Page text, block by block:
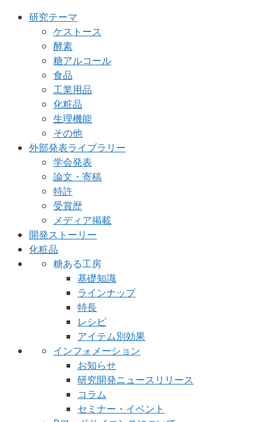
研究テーマ
ケストース
酵素
糖アルコール
食品
工業用品
化粧品
生理機能
その他
外部発表ライブラリー
学会発表
論文・寄稿
特許
受賞歴
メディア掲載
開発ストーリー
化粧品
糖ある工房
基礎知識
ラインナップ
特長
レシピ
アイテム別効果
インフォメーション
お知らせ
研究開発ニュースリリース
コラム
セミナー・イベント